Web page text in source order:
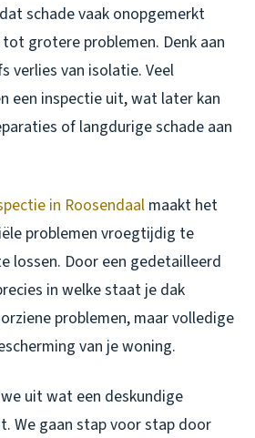
schade vaak onopgemerkt
grotere problemen. Denk aan
verlies van isolatie. Veel
een inspectie uit, wat later kan
of langdurige schade aan
in Roosendaal maakt het
problemen vroegtijdig te
lossen. Door een gedetailleerd
in welke staat je dak
problemen, maar volledige
van je woning.
uit wat een deskundige
We gaan stap voor stap door